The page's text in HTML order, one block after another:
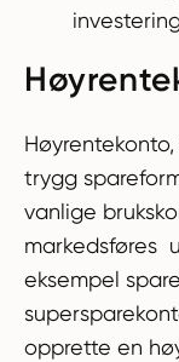
trygg
vanlige
markedsføres
eksempel
opprette en